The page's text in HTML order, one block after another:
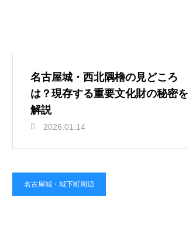
名古屋城・西北隅櫓の見どころ
は？現存する重要文化財の秘密を
解説
2026.01.14
名古屋城・城下町周辺